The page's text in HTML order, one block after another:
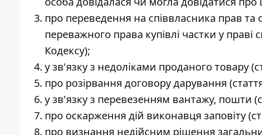
про переведення на співвласника прав та
переважного права купівлі частки у праві
Кодексу);
у зв'язку з недоліками проданого товару
про розірвання договору дарування
у зв'язку з перевезенням вантажу, пошти
про оскарження дій виконавця заповіту
про визнання недійсним рішення